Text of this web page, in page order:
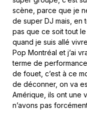
scène, parce que je
de super DJ mais, en
pas que ce soit tout le
quand je suis allé
Pop Montréal et j’ai
terme de
de fouet, c’est à ce
de déconner, on va
Amérique, ils ont une
n’avons pas